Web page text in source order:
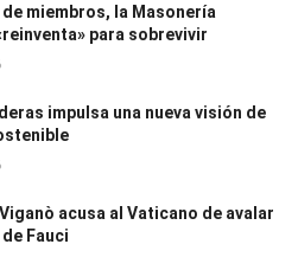
miembros, la Masonería
para sobrevivir
impulsa una nueva visión de
acusa al Vaticano de avalar
Fauci